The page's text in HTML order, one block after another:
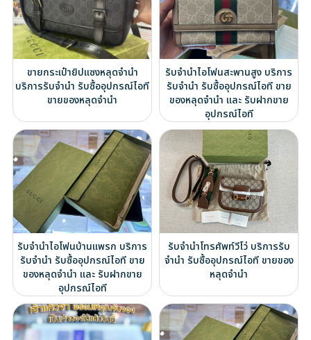
ขายกระเป๋ายิปแซงหลุดจำนำ
บริการรับจำนำ รับซื้ออุปกรณ์ไอที
ขายของหลุดจำนำ
รับจำนำไอโฟนสะพานสูง บริการ
รับจำนำ รับซื้ออุปกรณ์ไอที ขาย
ของหลุดจำนำ และ รับฝากขาย
อุปกรณ์ไอที
รับจำนำไอโฟนบ้านแพรก บริการ
รับจำนำ รับซื้ออุปกรณ์ไอที ขาย
ของหลุดจำนำ และ รับฝากขาย
อุปกรณ์ไอที
รับจำนำโทรศัพท์วีโว่ บริการรับ
จำนำ รับซื้ออุปกรณ์ไอที ขายของ
หลุดจำนำ